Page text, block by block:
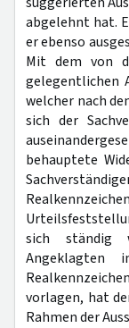
abgelehnt hat.
er ebenso
Mit dem von
gelegentlichen
welcher nach
sich der
behauptete
sich ständig
Angeklagten
vorlagen, hat
Rahmen der